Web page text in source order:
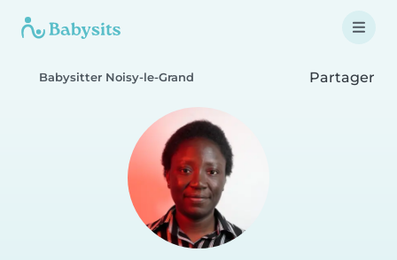
Babysitter Noisy-le-Grand Partager